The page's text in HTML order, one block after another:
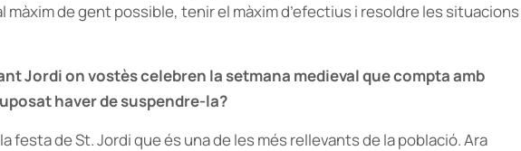
màxim de gent possible, tenir el màxim d’efectius i resoldre les situacions
Jordi on vostès celebren la setmana medieval que compta amb
haver de suspendre-la?
festa de St. Jordi que és una de les més rellevants de la població. Ara